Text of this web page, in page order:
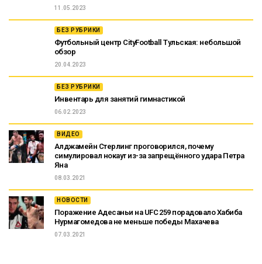
11.05.2023
БЕЗ РУБРИКИ
Футбольный центр CityFootball Тульская: небольшой
обзор
20.04.2023
БЕЗ РУБРИКИ
Инвентарь для занятий гимнастикой
06.02.2023
ВИДЕО
Алджамейн Стерлинг проговорился, почему
симулировал нокаут из-за запрещённого удара Петра
Яна
08.03.2021
НОВОСТИ
Поражение Адесаньи на UFC 259 порадовало Хабиба
Нурмагомедова не меньше победы Махачева
07.03.2021